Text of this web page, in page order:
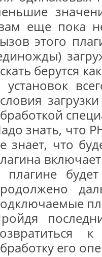
еще пока
этого
берутся
установок
знать, что
знает, что
плагине
его